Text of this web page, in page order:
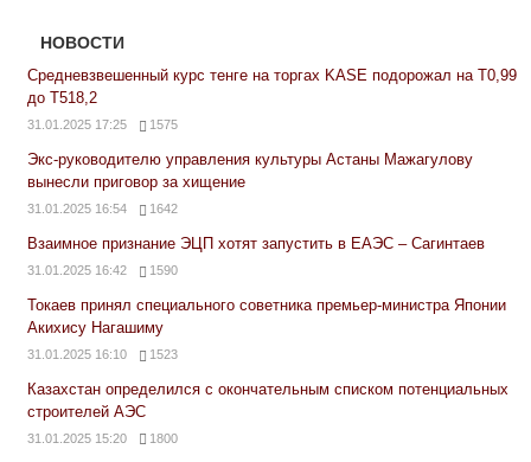
НОВОСТИ
Средневзвешенный курс тенге на торгах KASE подорожал на Т0,99
до Т518,2
31.01.2025 17:25 1575
Экс-руководителю управления культуры Астаны Мажагулову
вынесли приговор за хищение
31.01.2025 16:54 1642
Взаимное признание ЭЦП хотят запустить в ЕАЭС – Сагинтаев
31.01.2025 16:42 1590
Токаев принял специального советника премьер-министра Японии
Акихису Нагашиму
31.01.2025 16:10 1523
Казахстан определился с окончательным списком потенциальных
строителей АЭС
31.01.2025 15:20 1800